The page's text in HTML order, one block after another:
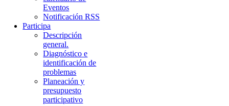
Eventos
Notificación RSS
Participa
Descripción
general.
Diagnóstico e
identificación de
problemas
Planeación y
presupuesto
participativo